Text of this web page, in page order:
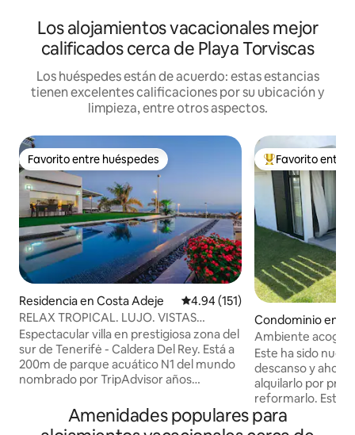
Los alojamientos vacacionales mejor
calificados cerca de Playa Torviscas
Los huéspedes están de acuerdo: estas estancias
tienen excelentes calificaciones por su ubicación y
limpieza, entre otros aspectos.
Favorito entre huéspedes
Favorito entre huéspedes
Residencia en Costa Adeje Calificación promedio: 4.94 de
4.94 (151)
RELAX TROPICAL. LUJO. VISTAS
ESPECTACULAR.
Espectacular villa en prestigiosa zona del
sur de Tenerifė - Caldera Del Rey. Está a
200m de parque acuático N1 del mundo
nombrado por TripAdvisor años
el mayor centro comercial del sur - SIAM
MALL. Impresionantes vistas al centro
De los mejores
Favorito entre
Condominio en
Ambiente
trabajar en paz
Este ha sido
descanso y ahora
alquilarlo por
reformarlo. Está
urbanizaciones
Costa Adeje,
Amenidades populares para